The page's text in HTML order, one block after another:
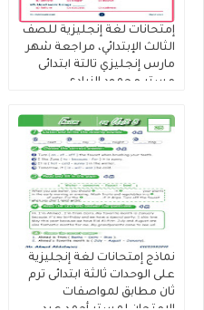
إمتحانات لغة إنجليزية للصف
الثالث الإبتدائي، مراجعة شهر
مارس إنجليزي تالتة ابتدائى
مستر محمود الزيادى
نماذج إمتحانات لغة إنجليزية
على الوحدات ثالثة ابتدائى ترم
ثان مطابق لمواصفات